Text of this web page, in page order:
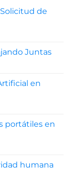
de
Juntas
en
portátiles en
humana